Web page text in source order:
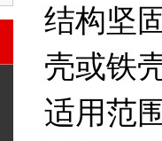
结构坚
壳或铁
适用范